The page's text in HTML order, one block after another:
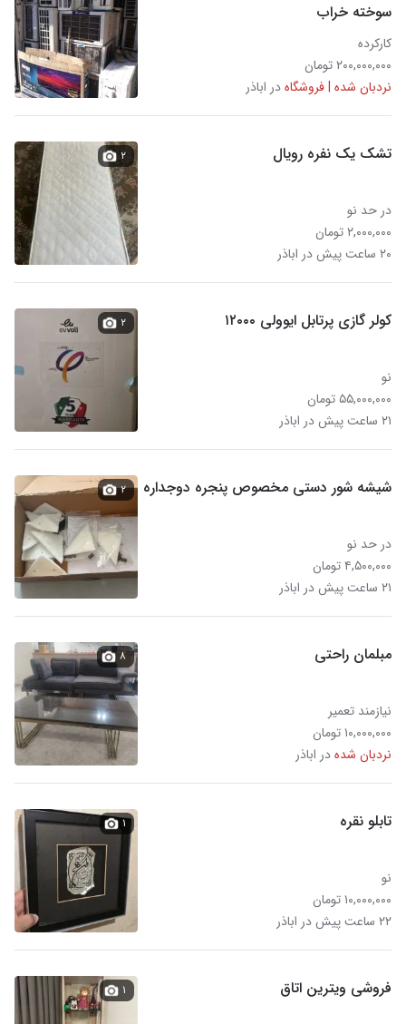
سوخته خراب
کارکرده
۲۰۰,۰۰۰,۰۰۰ تومان
نردبان شده | فروشگاهدر اباذر
تشک یک نفره رویال
در حد نو
۲,۰۰۰,۰۰۰ تومان
۲۰ ساعت پیش در اباذر
۲
کولر گازی پرتابل ایوولی ۱۲۰۰۰
نو
۵۵,۰۰۰,۰۰۰ تومان
۲۱ ساعت پیش در اباذر
۲
شیشه شور دستی مخصوص پنجره دوجداره
در حد نو
۴,۵۰۰,۰۰۰ تومان
۲۱ ساعت پیش در اباذر
۲
مبلمان راحتی
نیازمند تعمیر
۱۰,۰۰۰,۰۰۰ تومان
نردبان شدهدر اباذر
۸
تابلو نقره
نو
۱۰,۰۰۰,۰۰۰ تومان
۲۲ ساعت پیش در اباذر
۱
فروشی ویترین اتاق ۱